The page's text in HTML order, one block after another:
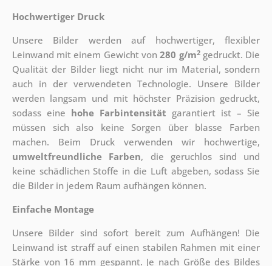
Hochwertiger Druck
Unsere Bilder werden auf hochwertiger, flexibler
Leinwand mit einem Gewicht von280 g/m2gedruckt. Die
Qualität der Bilder liegt nicht nur im Material, sondern
auch in der verwendeten Technologie. Unsere Bilder
werden langsam und mit höchster Präzision gedruckt,
sodass eine hohe Farbintensität garantiert ist – Sie
müssen sich also keine Sorgen über blasse Farben
machen. Beim Druck verwenden wir hochwertige,
umweltfreundliche Farben, die geruchlos sind und
keine schädlichen Stoffe in die Luft abgeben, sodass Sie
die Bilder in jedem Raum aufhängen können.
Einfache Montage
Unsere Bilder sind sofort bereit zum Aufhängen! Die
Leinwand ist straff auf einen stabilen Rahmen mit einer
Stärke von 16 mm gespannt. Je nach Größe des Bildes